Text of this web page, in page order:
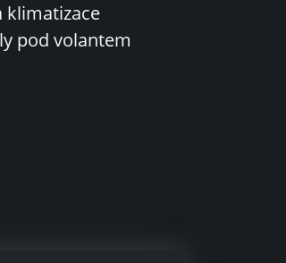
klimatizace
pod volantem